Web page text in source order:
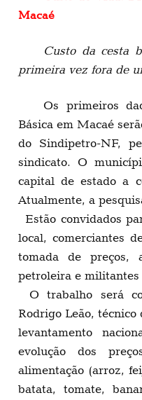
Macaé
Custo da cesta
primeira vez fora de
Os primeiros
Básica em Macaé
do Sindipetro-NF,
sindicato. O
capital de estado a
Atualmente, a
Estão convidados
local, comerciantes
tomada de preços,
petroleira e militantes
O trabalho será
Rodrigo Leão,
levantamento
evolução dos
alimentação (arroz,
batata, tomate,